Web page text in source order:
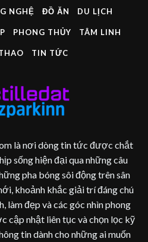
NGHỆ ĐỒ ĂN DU LỊCH
PHONG THỦY TÂM LINH
TIN TỨC
là nơi dòng tin tức được chắt
sống hiện đại qua những câu
pha bóng sôi động trên sân
khoảnh khắc giải trí đáng chú
làm đẹp và các góc nhìn phong
cập nhật liên tục và chọn lọc kỹ
tin dành cho những ai muốn